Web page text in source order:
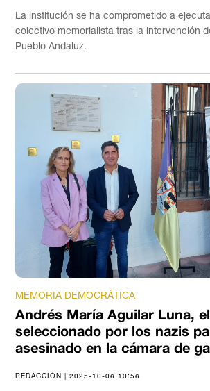
La institución se ha comprometido a
colectivo memorialista tras la intervención
Pueblo Andaluz.
MEMORIA DEMOCRÁTICA
Andrés María Aguilar Luna,
seleccionado por los nazis
asesinado en la cámara de
REDACCIÓN | 2025-10-06 10:56